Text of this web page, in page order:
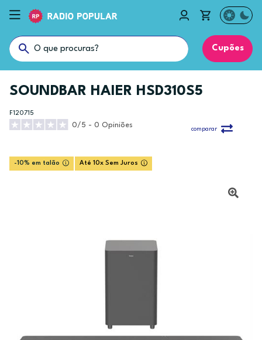
Cupões
SOUNDBAR HAIER HSD310S5
F120715
0/5 - 0 Opiniões
comparar
-10% em talão Até 10x Sem Juros